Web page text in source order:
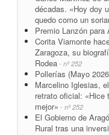
décadas. «Hoy doy
quedo como un
Premio Lanzón
Corita Viamonte
Zaragoza, su
Rodea - nº 252
Pollerías (Mayo
Marcelino Iglesias,
retrato oficial: «Hice
mejor» - nº 252
El Gobierno de
Rural tras una